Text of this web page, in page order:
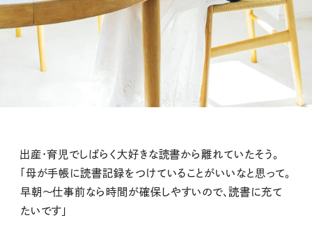
出産・育児でしばらく大好きな読書から離れていたそう。
「母が手帳に読書記録をつけていることがいいなと思って。
早朝～仕事前なら時間が確保しやすいので、読書に充て
たいです」